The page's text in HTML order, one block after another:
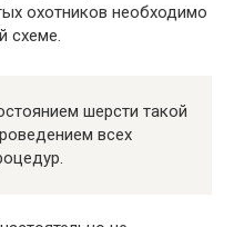
охотников необходимо
схеме.
шерсти такой
всех